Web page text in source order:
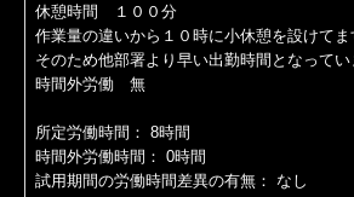
休憩時間 １００分
作業量の違いから１０時に小休憩を設けてま
そのため他部署より早い出勤時間となってい
時間外労働 無
所定労働時間： 8時間
時間外労働時間： 0時間
試用期間の労働時間差異の有無： なし